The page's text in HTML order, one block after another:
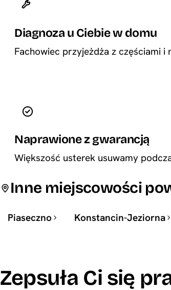
Diagnoza u Ciebie w domu
Fachowiec przyjeżdża z częściami
Naprawione z gwarancją
Większość usterek usuwamy
Inne miejscowości
Piaseczno Konstancin-Jeziorna
Zepsuła Ci się